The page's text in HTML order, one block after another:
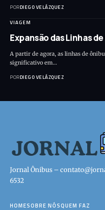
PORDIEGO VELÁZQUEZ
VIAGEM
Expansão das Linhas
A partir de agora, as linhas de
significativo em…
PORDIEGO VELÁZQUEZ
Jornal Ônibus –
6532
HOMESOBRE NÓSQUEM FAZ